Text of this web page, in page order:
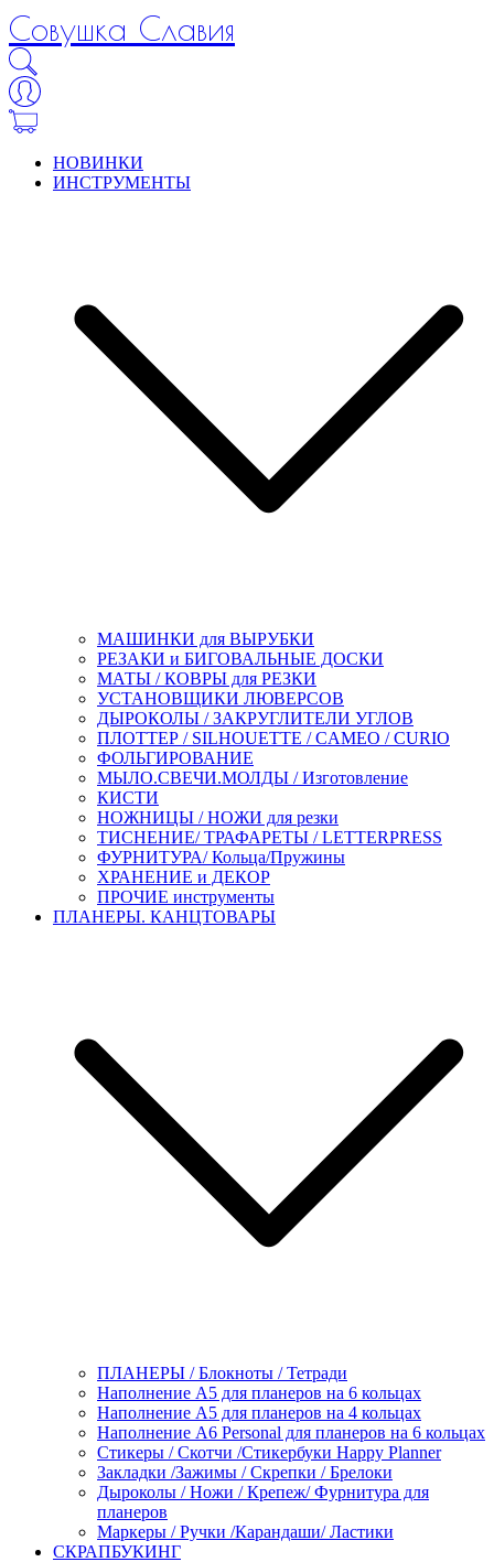
Совушка Славия
НОВИНКИ
ИНСТРУМЕНТЫ
МАШИНКИ для ВЫРУБКИ
РЕЗАКИ и БИГОВАЛЬНЫЕ ДОСКИ
МАТЫ / КОВРЫ для РЕЗКИ
УСТАНОВЩИКИ ЛЮВЕРСОВ
ДЫРОКОЛЫ / ЗАКРУГЛИТЕЛИ УГЛОВ
ПЛОТТЕР / SILHOUETTE / CAMEO / CURIO
ФОЛЬГИРОВАНИЕ
МЫЛО.СВЕЧИ.МОЛДЫ / Изготовление
КИСТИ
НОЖНИЦЫ / НОЖИ для резки
ТИСНЕНИЕ/ ТРАФАРЕТЫ / LETTERPRESS
ФУРНИТУРА/ Кольца/Пружины
ХРАНЕНИЕ и ДЕКОР
ПРОЧИЕ инструменты
ПЛАНЕРЫ. КАНЦТОВАРЫ
ПЛАНЕРЫ / Блокноты / Тетради
Наполнение А5 для планеров на 6 кольцах
Наполнение А5 для планеров на 4 кольцах
Наполнение А6 Personal для планеров на 6 кольцах
Стикеры / Скотчи /Стикербуки Happy Planner
Закладки /Зажимы / Скрепки / Брелоки
Дыроколы / Ножи / Крепеж/ Фурнитура для
планеров
Маркеры / Ручки /Карандаши/ Ластики
СКРАПБУКИНГ